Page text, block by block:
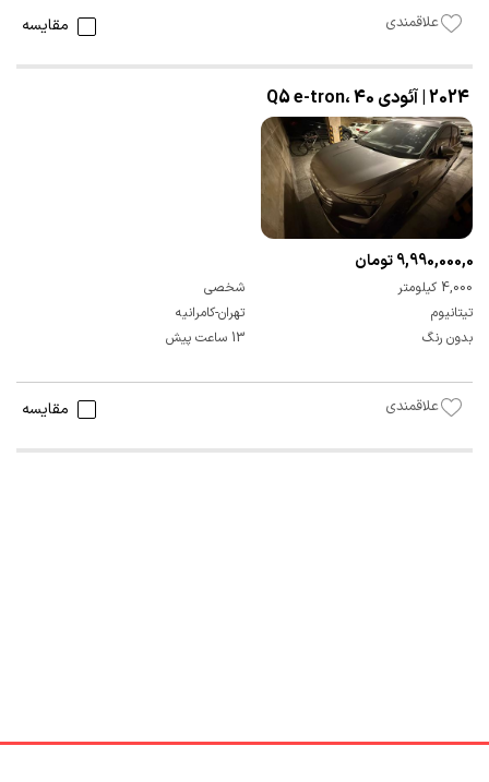
علاقمندی مقایسه
2024 | آئودی Q5 e-tron، 40
9,990,000,000 تومان
4,000 کیلومتر
شخصی
تیتانیوم
تهران-کامرانیه
بدون رنگ
13 ساعت پیش
علاقمندی مقایسه